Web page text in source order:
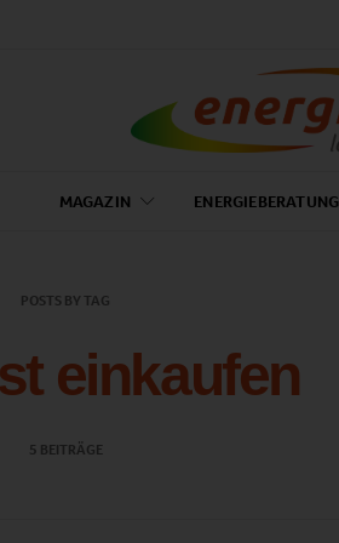
MAGAZIN ENERGIEBERATUNG
POSTS BY TAG
einkaufen
5 BEITRÄGE